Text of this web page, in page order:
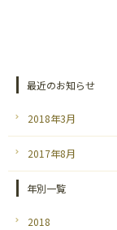
最近のお知らせ
2018年3月
2017年8月
年別一覧
2018